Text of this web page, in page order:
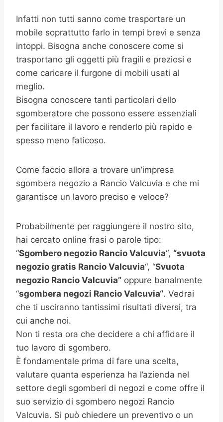
Infatti non tutti sanno come trasportare un
mobile soprattutto farlo in tempi brevi e senza
intoppi. Bisogna anche conoscere come si
trasportano gli oggetti più fragili e preziosi e
come caricare il furgone di mobili usati al
meglio.
Bisogna conoscere tanti particolari dello
sgomberatore che possono essere essenziali
per facilitare il lavoro e renderlo più rapido e
spesso meno faticoso.
Come faccio allora a trovare un’impresa
sgombera negozio a Rancio Valcuvia e che mi
garantisce un lavoro preciso e veloce?
Probabilmente per raggiungere il nostro sito,
hai cercato online frasi o parole tipo:
“Sgombero negozio Rancio Valcuvia“, “svuota
negozio gratis Rancio Valcuvia“, “Svuota
negozio Rancio Valcuvia” oppure banalmente
“sgombera negozi Rancio Valcuvia“. Vedrai
che ti usciranno tantissimi risultati diversi, tra
cui anche noi.
Non ti resta ora che decidere a chi affidare il
tuo lavoro di sgombero.
È fondamentale prima di fare una scelta,
valutare quanta esperienza ha l’azienda nel
settore degli sgomberi di negozi e come offre il
suo servizio di sgombero negozi Rancio
Valcuvia. Si può chiedere un preventivo o un